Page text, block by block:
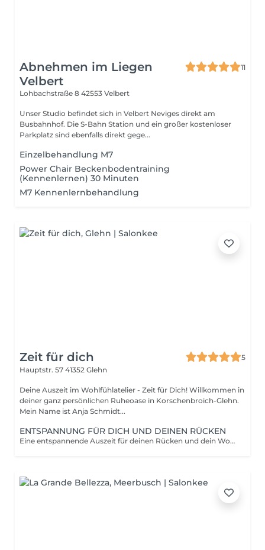
Abnehmen im Liegen
Velbert
11
Lohbachstraße 8 42553 Velbert
Unser Studio befindet sich in Velbert Neviges direkt am
Busbahnhof. Die S-Bahn Station und ein großer kostenloser
Parkplatz sind ebenfalls direkt gege...
Einzelbehandlung M7
Power Chair Beckenbodentraining
(Kennenlernen) 30 Minuten
M7 Kennenlernbehandlung
Zeit für dich
5
Hauptstr. 57 41352 Glehn
Deine Auszeit im Wohlfühlatelier - Zeit für Dich! Willkommen in
deiner ganz persönlichen Ruheoase in Korschenbroich-Glehn.
Mein Name ist Anja Schmidt...
ENTSPANNUNG FÜR DICH UND DEINEN RÜCKEN
Eine entspannende Auszeit für deinen Rücken und dein Wohlbefinden. loslassen, durchatmen und neue Energie tanken. Rücken Peeling Rücken Maske und eine leichte energetische Ölmassage Entspannung und einen schönen Rücken in einem! Buche dir deinen Wunschtermin ! Ich freue mich auf dich !